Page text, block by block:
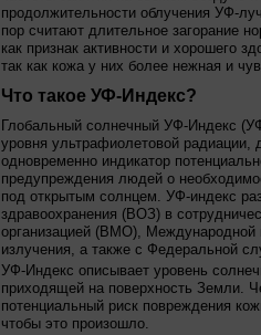
продолжительности облучения УФ-
пор считают длительное загорание
как признак активности и хорошего
так как кожа у них более нежная и
Что такое УФ-Индекс?
Глобальный солнечный УФ-Индекс
уровня ультрафиолетовой
одновременно индикатор
предупреждения людей о
под открытым солнцем. УФ-индекс
здравоохранения (ВОЗ) в
организацией (ВМО), Международной
излучения, а также с Федеральной
УФ-Индекс описывает уровень
приходящей на поверхность Земли.
потенциальный риск повреждения
чтобы это произошло.